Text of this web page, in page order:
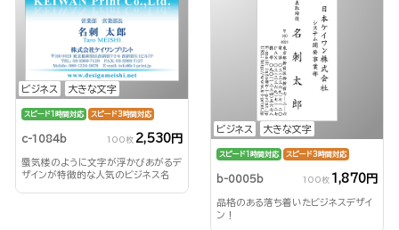
ビジネス 大きな文字
スピード1時間対応 スピード3時間対応
c-1084b 100枚 2,530円
蜃気楼のように文字が浮かびあがるデ
ザインが特徴的な人気のビジネス名
ビジネス 大きな文字
スピード1時間対応 スピード3時間対応
b-0005b 100枚 1,870円
品格のある落ち着いたビジネスデザイ
ン！